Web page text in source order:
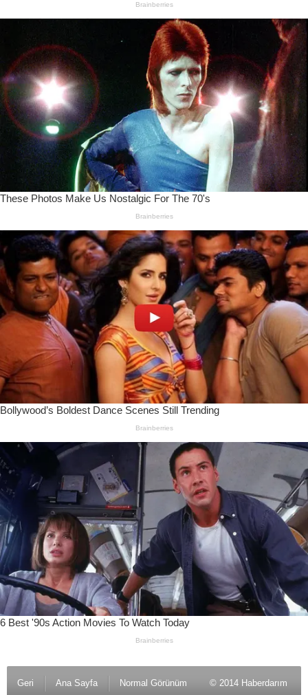
Geri Ana Sayfa Normal Görünüm © 2014 Haberdarım